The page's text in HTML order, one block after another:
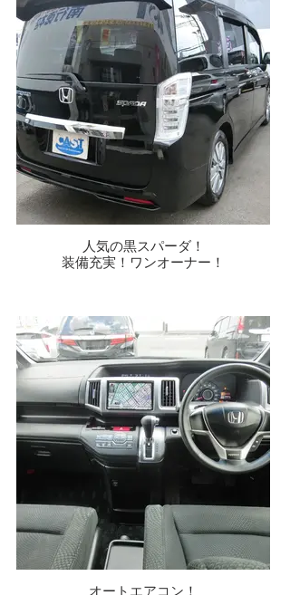
人気の黒スパーダ！
装備充実！ワンオーナー！
オートエアコン！